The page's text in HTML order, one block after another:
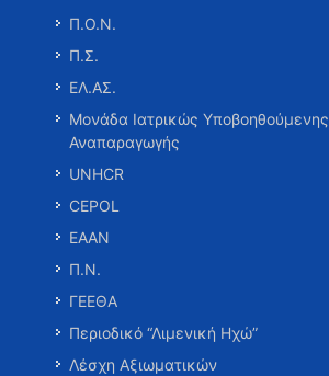
Π.Ο.Ν.
Π.Σ.
ΕΛ.ΑΣ.
Μονάδα Ιατρικώς Υποβοηθούμενης
Αναπαραγωγής
UNHCR
CEPOL
ΕΑΑΝ
Π.Ν.
ΓΕΕΘΑ
Περιοδικό “Λιμενική Ηχώ”
Λέσχη Αξιωματικών